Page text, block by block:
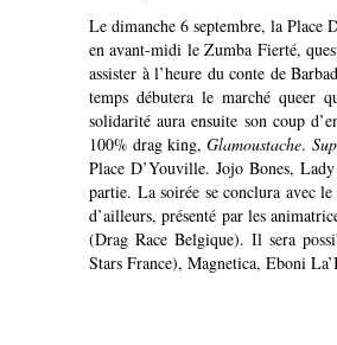
Le dimanche 6 septembre, la Place
en avant-midi le Zumba Fierté,
assister à l’heure du conte de
temps débutera le marché queer
solidarité aura ensuite son coup
100% drag king,Glamoustache.
Place D’Youville. Jojo Bones,
partie. La soirée se conclura avec
d’ailleurs, présenté par les
(Drag Race Belgique). Il sera
Stars France), Magnetica, Eboni